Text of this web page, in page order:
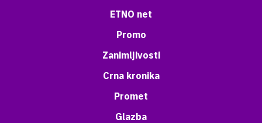
ETNO net
Promo
Zanimljivosti
Crna kronika
Promet
Glazba